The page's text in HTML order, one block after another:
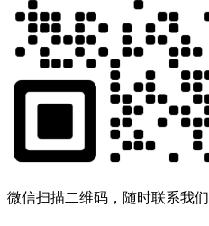
微信扫描二维码，随时联系我们